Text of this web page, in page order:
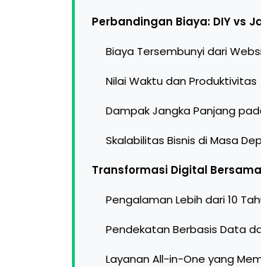
Perbandingan Biaya: DIY vs
Biaya Tersembunyi dari
Nilai Waktu dan Produktivitas
Dampak Jangka Panjang
Skalabilitas Bisnis di Masa
Transformasi Digital
Pengalaman Lebih dari 10
Pendekatan Berbasis Data
Layanan All-in-One yang